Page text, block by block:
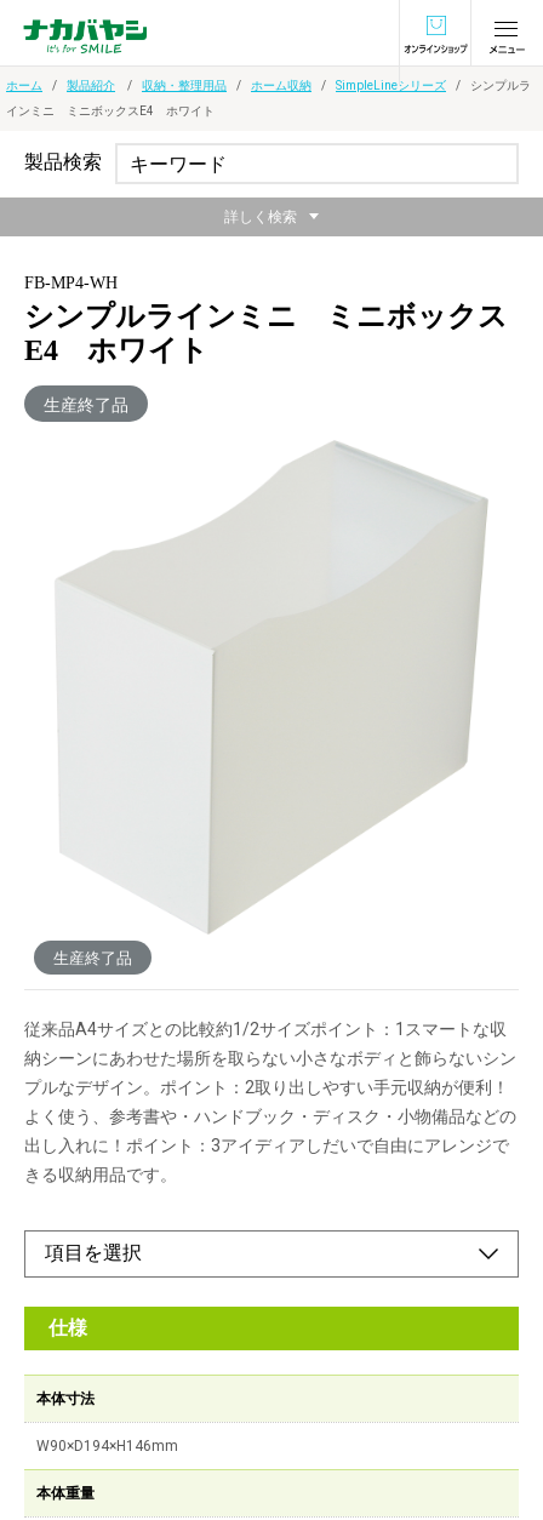
オンラインショ
ホーム 製品紹介 収納・整理用品 ホーム収納 SimpleLineシリーズ
シンプルラ
インミニ ミニボックスE4 ホワイト
FB-MP4-WH
シンプルラインミニ ミニボックス
E4 ホワイト
生産終了品
よく使うPC・AV機器周辺のディスク・小物の収納
や、学習本・ハンドブック・手帳などの出し入れ
頻度の高い机上の収納に便利なサイズです。直線
的でシンプルなデザインはインテリア性を損なわ
ずリビングでもスマートに収納できます。ミニサ
イズなので奥行きのないデスクや本棚の小ペース
や、引出しなどのインナーにも活用できます。
メーカー希望小売価格：
オープン
生産終了品
従来品A4サイズとの比較約1/2サイズポイント：1スマートな収
納シーンにあわせた場所を取らない小さなボディと飾らないシン
プルなデザイン。ポイント：2取り出しやすい手元収納が便利！
よく使う、参考書や・ハンドブック・ディスク・小物備品などの
出し入れに！ポイント：3アイディアしだいで自由にアレンジで
きる収納用品です。
仕様
本体寸法
W90×D194×H146mm
本体重量
製品検索
詳しく検索